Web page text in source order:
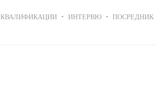
КВАЛИФИКАЦИИ ИНТЕРВЮ ПОСРЕДНИК